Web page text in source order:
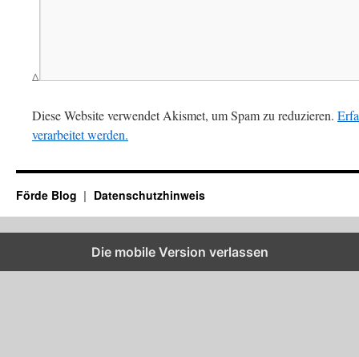
Δ
Diese Website verwendet Akismet, um Spam zu reduzieren.
verarbeitet werden.
Förde Blog Datenschutzhinweis
Die mobile Version verlassen